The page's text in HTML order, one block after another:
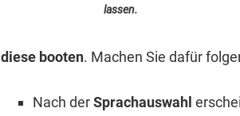
lassen.
diese booten. Machen Sie dafür
Nach derSprachauswahl